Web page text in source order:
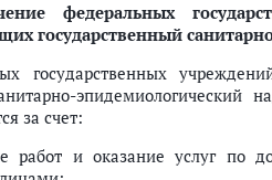
федеральных
государственный
государственных
эпидемиологический
за счет:
работ и оказание услуг по